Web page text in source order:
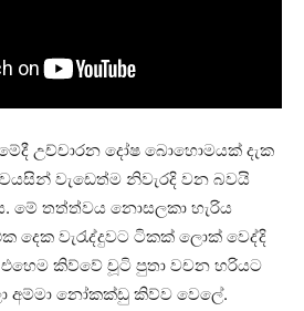
උච්චාරන දෝෂ බොහොමයක් දැක
වැඩෙත්ම නිවැරදි වන බවයි
මේ තත්ත්වය නොසලකා හැරිය
දෙක වැරැද්දුවට ටිකක් ලොක් වෙද්දි
කිව්වේ චූටි පුතා වචන හරියට
අම්මා නෝකක්ඩු කිව්ව වෙලේ.